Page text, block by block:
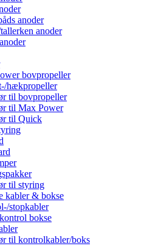
anoder
anoder
bovpropeller
hækpropeller
til bovpropeller
til Max Power
til Quick
til styring
kabler & bokse
stopkabler
bokse
til kontrolkabler/boks